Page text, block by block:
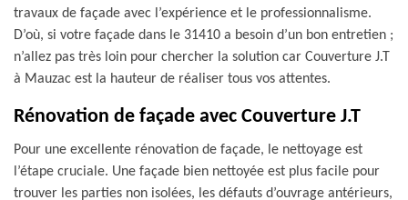
travaux de façade avec l’expérience et le professionnalisme.
D’où, si votre façade dans le 31410 a besoin d’un bon entretien ;
n’allez pas très loin pour chercher la solution car Couverture J.T
à Mauzac est la hauteur de réaliser tous vos attentes.
Rénovation de façade avec Couverture J.T
Pour une excellente rénovation de façade, le nettoyage est
l’étape cruciale. Une façade bien nettoyée est plus facile pour
trouver les parties non isolées, les défauts d’ouvrage antérieurs,